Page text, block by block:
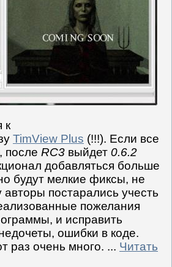
к
TimView Plus (!!!). Если все
после RC3 выйдет 0.6.2
добавляться больше
будут мелкие фиксы, не
постарались учесть
пожелания
и исправить
ошибки в коде.
раз очень много. ... Читать